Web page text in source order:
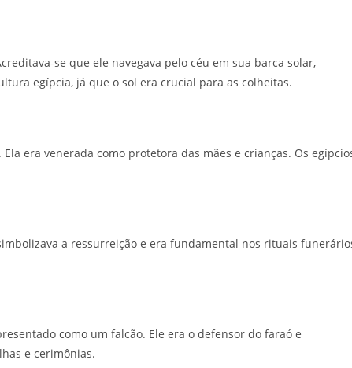
se que ele navegava pelo céu em sua barca solar,
egípcia, já que o sol era crucial para as colheitas.
era venerada como protetora das mães e crianças. Os
a ressurreição e era fundamental nos rituais
como um falcão. Ele era o defensor do faraó e
e cerimônias.